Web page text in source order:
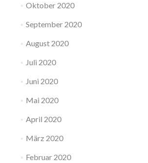
Oktober 2020
September 2020
August 2020
Juli 2020
Juni 2020
Mai 2020
April 2020
März 2020
Februar 2020